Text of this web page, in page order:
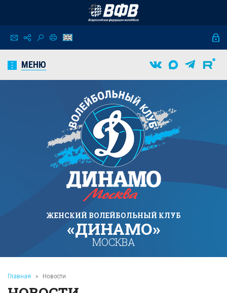
МЕНЮ
ЖЕНСКИЙ ВОЛЕЙБОЛЬНЫЙ КЛУБ
«ДИНАМО»
МОСКВА
Главная » Новости